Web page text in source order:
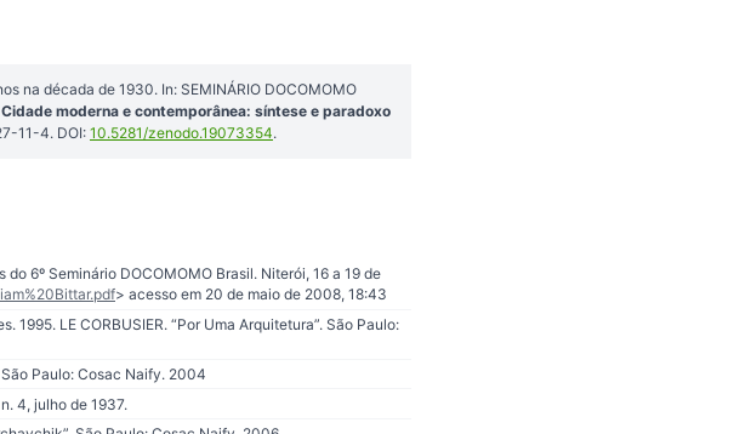
na década de 1930. In: SEMINÁRIO DOCOMOMO
moderna e contemporânea: síntese e paradoxo
11-4. DOI: 10.5281/zenodo.19073354.
6º Seminário DOCOMOMO Brasil. Niterói, 16 a 19 de
> acesso em 20 de maio de 2008, 18:43
1995. LE CORBUSIER. “Por Uma Arquitetura”. São Paulo:
Paulo: Cosac Naify. 2004
n. 4, julho de 1937.